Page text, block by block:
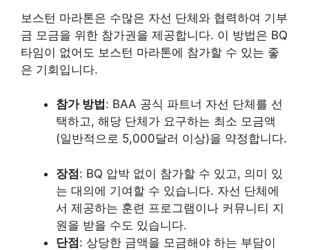
보스턴 마라톤은 수많은 자선 단체와 협력하여 기부
금 모금을 위한 참가권을 제공합니다. 이 방법은 BQ
타임이 없어도 보스턴 마라톤에 참가할 수 있는 좋
은 기회입니다.
참가 방법 : BAA 공식 파트너 자선 단체를 선
택하고, 해당 단체가 요구하는 최소 모금액
(일반적으로 5,000달러 이상)을 약정합니다.
장점: BQ 압박 없이 참가할 수 있고, 의미 있
는 대의에 기여할 수 있습니다. 자선 단체에
서 제공하는 훈련 프로그램이나 커뮤니티 지
원을 받을 수도 있습니다.
단점: 상당한 금액을 모금해야 하는 부담이